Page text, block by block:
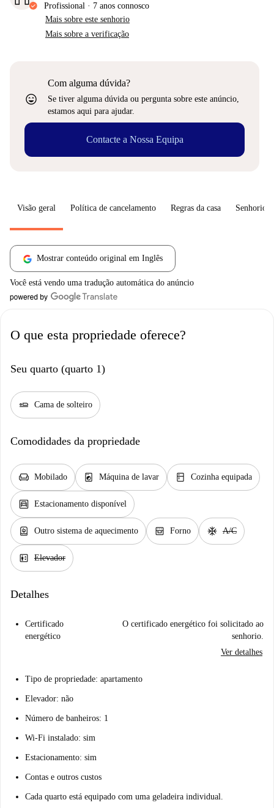
Profissional · 7 anos connosco
Mais sobre este senhorio
Mais sobre a verificação
sentiment_very_satisfied
Com alguma dúvida?
Se tiver alguma dúvida ou pergunta sobre este anúncio,
estamos aqui para ajudar.
Contacte a Nossa Equipa
Visão geral Política de cancelamento Regras da casa Senhorio
Mostrar conteúdo original em Inglês
Você está vendo uma tradução automática do anúncio
O que esta propriedade oferece?
Seu quarto (quarto 1)
airline_seat_flat Cama de solteiro
Comodidades da propriedade
chair Mobilado local_laundry_service Máquina de lavar kitchen Cozinha equipada
garage Estacionamento disponível
water_heater Outro sistema de aquecimento oven_gen Forno ac_unit A/C
elevator Elevador
Detalhes
Certificado
energético
O certificado energético foi solicitado ao
senhorio.
Ver detalhes
Tipo de propriedade: apartamento
Elevador: não
Número de banheiros: 1
Wi-Fi instalado: sim
Estacionamento: sim
Contas e outros custos
Cada quarto está equipado com uma geladeira individual.